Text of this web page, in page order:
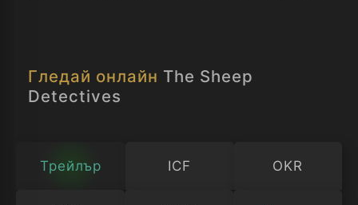
разкриването на загадки.
Гледай онлайн The Sheep
Detectives
Трейлър ICF OKR